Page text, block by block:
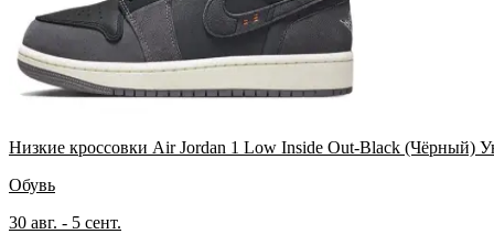
Низкие кроссовки Air Jordan 1 Low Inside Out-Black (Чёрный)
Обувь
30 авг. - 5 сент.